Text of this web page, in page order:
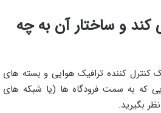
کند و ساختار آن به چه
کنترل کننده ترافیک هوایی و بسته های
که به سمت فرودگاه ها (یا شبکه های
بگیرید.